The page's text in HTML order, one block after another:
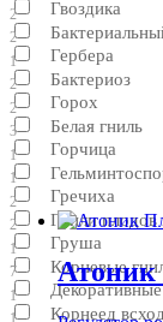
Гвоздика
2
Гербера
2
Горох
3
Горчица
1
Гречиха
2
Груша
7
Декоративные
1
2
1
Бактериоз
2
Белая гниль
1
2
Гнили плодов
1
Корневые
1
Корнеед